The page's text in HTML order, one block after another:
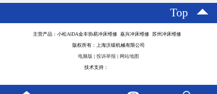
Top
主营产品：小松AlDA金丰协易冲床维修 嘉兴冲床维修 苏州冲床维修
版权所有：上海沃锻机械有限公司
电脑版 | 投诉举报 | 网站地图
技术支持：